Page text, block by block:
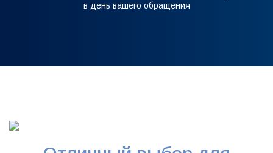
в день вашего обращения